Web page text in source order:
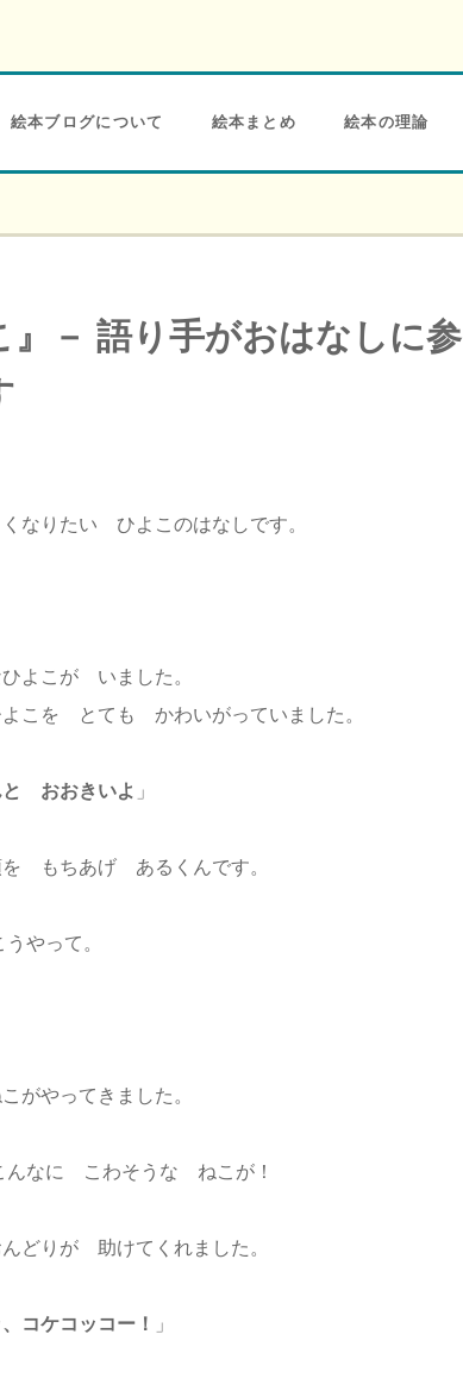
絵本ブログについて 絵本まとめ 絵本の理論
』－ 語り手がおはなしに参
なりたい ひよこのはなしです。
よこが いました。
こを とても かわいがっていました。
と おおきいよ 」
もちあげ あるくんです。
やって。
がやってきました。
なに こわそうな ねこが！
どりが 助けてくれました。
コケコッコー！ 」